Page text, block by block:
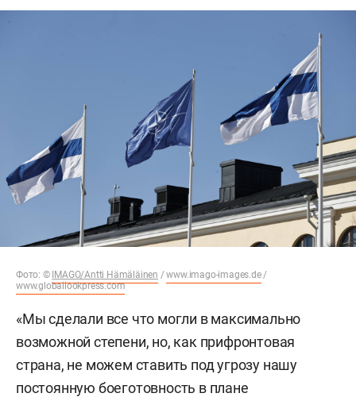
Фото: © IMAGO/Antti Hämäläinen /www.imago-images.de/
www.globallookpress.com
«Мы сделали все что могли в максимально
возможной степени, но, как прифронтовая
страна, не можем ставить под угрозу нашу
постоянную боеготовность в плане